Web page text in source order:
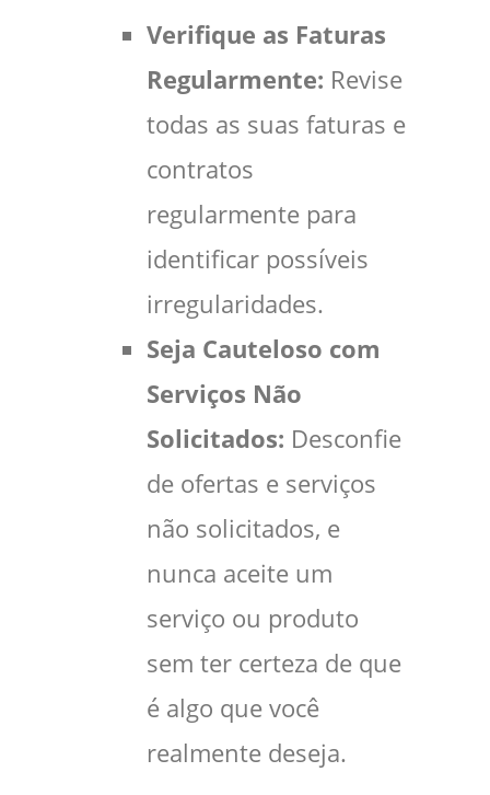
Verifique as Faturas
Regularmente: Revise
todas as suas faturas e
contratos
regularmente para
identificar possíveis
irregularidades.
Seja Cauteloso com
Serviços Não
Solicitados: Desconfie
de ofertas e serviços
não solicitados, e
nunca aceite um
serviço ou produto
sem ter certeza de que
é algo que você
realmente deseja.